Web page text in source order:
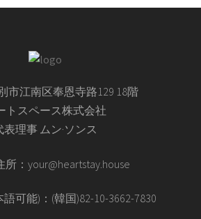
市江南区奉恩寺路129 18階
トスペース株式会社
表理事 ムン·ソンス
所：your@heartstay.house
可能)：(韓国)82-10-3662-7830